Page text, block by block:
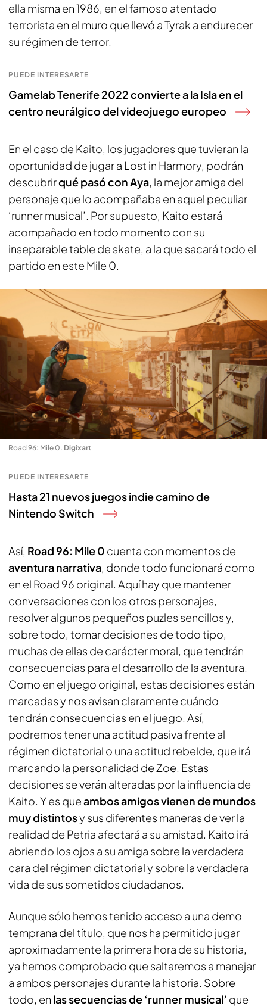
ella misma en 1986, en el famoso atentado
terrorista en el muro que llevó a Tyrak a endurecer
su régimen de terror.
PUEDE INTERESARTE
Gamelab Tenerife 2022 convierte a la Isla en el
centro neurálgico del videojuego europeo
En el caso de Kaito, los jugadores que tuvieran la
oportunidad de jugar a Lost in Harmory, podrán
descubrirqué pasó con Aya, la mejor amiga del
personaje que lo acompañaba en aquel peculiar
‘runner musical’. Por supuesto, Kaito estará
acompañado en todo momento con su
inseparable table de skate, a la que sacará todo el
partido en este Mile 0.
Road 96: Mile 0. Digixart
PUEDE INTERESARTE
Hasta 21 nuevos juegos indie camino de
Nintendo Switch
Así, Road 96: Mile 0 cuenta con momentos de
aventura narrativa, donde todo funcionará como
en el Road 96 original. Aquí hay que mantener
conversaciones con los otros personajes,
resolver algunos pequeños puzles sencillos y,
sobre todo, tomar decisiones de todo tipo,
muchas de ellas de carácter moral, que tendrán
consecuencias para el desarrollo de la aventura.
Como en el juego original, estas decisiones están
marcadas y nos avisan claramente cuándo
tendrán consecuencias en el juego. Así,
podremos tener una actitud pasiva frente al
régimen dictatorial o una actitud rebelde, que irá
marcando la personalidad de Zoe. Estas
decisiones se verán alteradas por la influencia de
Kaito. Y es queambos amigos vienen de mundos
muy distintosy sus diferentes maneras de ver la
realidad de Petria afectará a su amistad. Kaito irá
abriendo los ojos a su amiga sobre la verdadera
cara del régimen dictatorial y sobre la verdadera
vida de sus sometidos ciudadanos.
Aunque sólo hemos tenido acceso a una demo
temprana del título, que nos ha permitido jugar
aproximadamente la primera hora de su historia,
ya hemos comprobado que saltaremos a manejar
a ambos personajes durante la historia. Sobre
todo, en las secuencias de ‘runner musical’ que